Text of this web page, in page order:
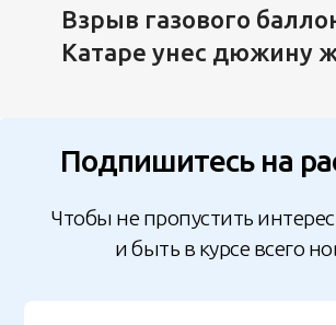
Взрыв газового
Катаре унес дюжину
Подпишитесь на
Чтобы не пропустить
и быть в курсе всего